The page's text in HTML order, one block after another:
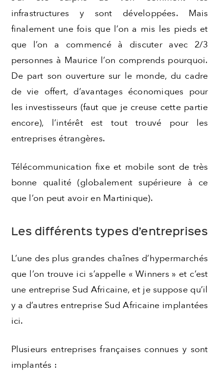
infrastructures y sont développées. Mais
finalement une fois que l’on a mis les pieds et
que l’on a commencé à discuter avec 2/3
personnes à Maurice l’on comprends pourquoi.
De part son ouverture sur le monde, du cadre
de vie offert, d’avantages économiques pour
les investisseurs (faut que je creuse cette partie
encore), l’intérêt est tout trouvé pour les
entreprises étrangères.
Télécommunication fixe et mobile sont de très
bonne qualité (globalement supérieure à ce
que l’on peut avoir en Martinique).
Les différents types d’entreprises
L’une des plus grandes chaînes d’hypermarchés
que l’on trouve ici s’appelle « Winners » et c’est
une entreprise Sud Africaine, et je suppose qu’il
y a d’autres entreprise Sud Africaine implantées
ici.
Plusieurs entreprises françaises connues y sont
implantés :